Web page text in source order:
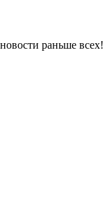
раньше всех!